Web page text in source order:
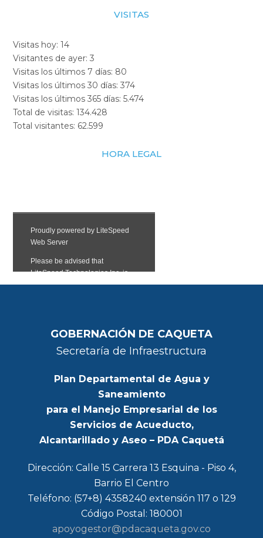
VISITAS
Visitas hoy:14
Visitantes de ayer:3
Visitas los últimos 7 días: 80
Visitas los últimos 30 días:374
Visitas los últimos 365 días:5.474
Total de visitas:134.428
Total visitantes: 62.599
HORA LEGAL
GOBERNACIÓN DE CAQUETA
Secretaría de Infraestructura
Plan Departamental de Agua y
Saneamiento
para el Manejo Empresarial de los
Servicios de Acueducto,
Alcantarillado y Aseo – PDA Caquetá
Dirección: Calle 15 Carrera 13 Esquina - Piso 4,
Barrio El Centro
Teléfono: (57+8) 4358240 extensión 117 o 129
Código Postal: 180001
apoyogestor@pdacaqueta.gov.co